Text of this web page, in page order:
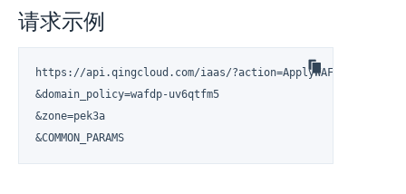
请求示例
https://api.qingcloud.com/iaas/
&domain_policy=wafdp-uv6qtfm5
&zone=pek3a
&COMMON_PARAMS